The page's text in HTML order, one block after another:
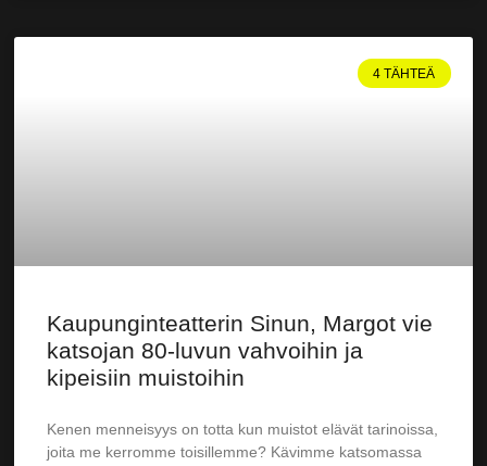
4 TÄHTEÄ
Kaupunginteatterin Sinun, Margot vie
katsojan 80-luvun vahvoihin ja
kipeisiin muistoihin
Kenen menneisyys on totta kun muistot elävät tarinoissa,
joita me kerromme toisillemme? Kävimme katsomassa